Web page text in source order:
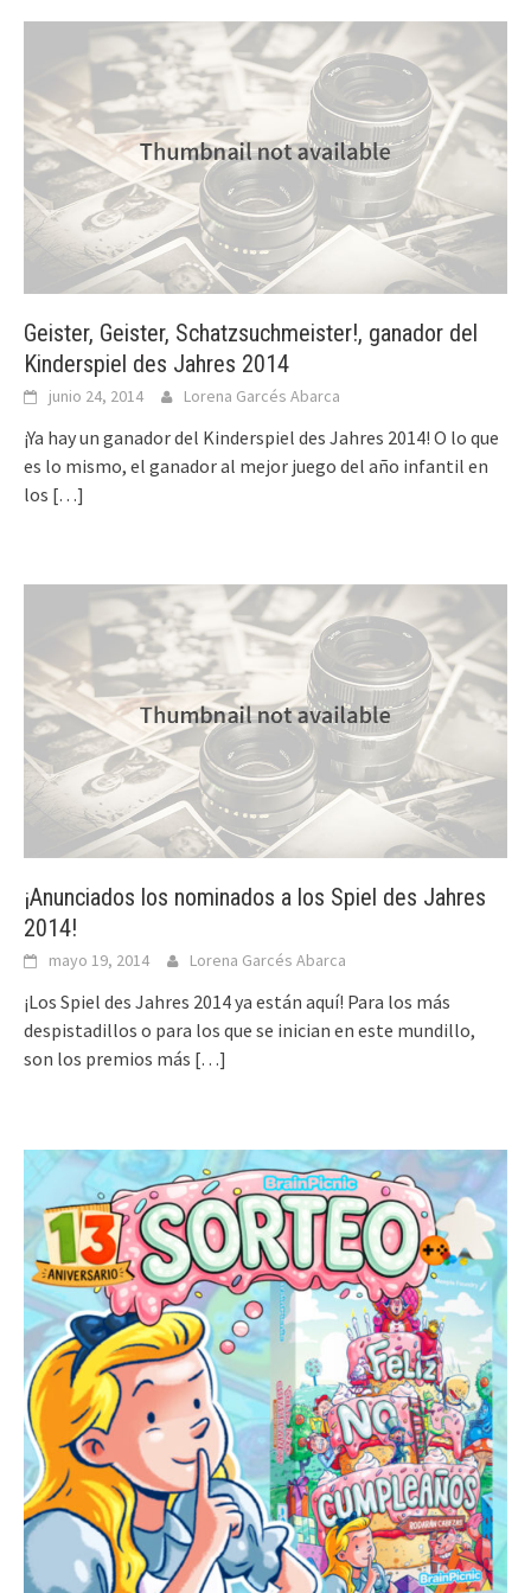
Geister, Geister, Schatzsuchmeister!, ganador del
Kinderspiel des Jahres 2014
junio 24, 2014 Lorena Garcés Abarca
¡Ya hay un ganador del Kinderspiel des Jahres 2014! O lo que
es lo mismo, el ganador al mejor juego del año infantil en
los […]
¡Anunciados los nominados a los Spiel des Jahres
2014!
mayo 19, 2014 Lorena Garcés Abarca
¡Los Spiel des Jahres 2014 ya están aquí! Para los más
despistadillos o para los que se inician en este mundillo,
son los premios más […]